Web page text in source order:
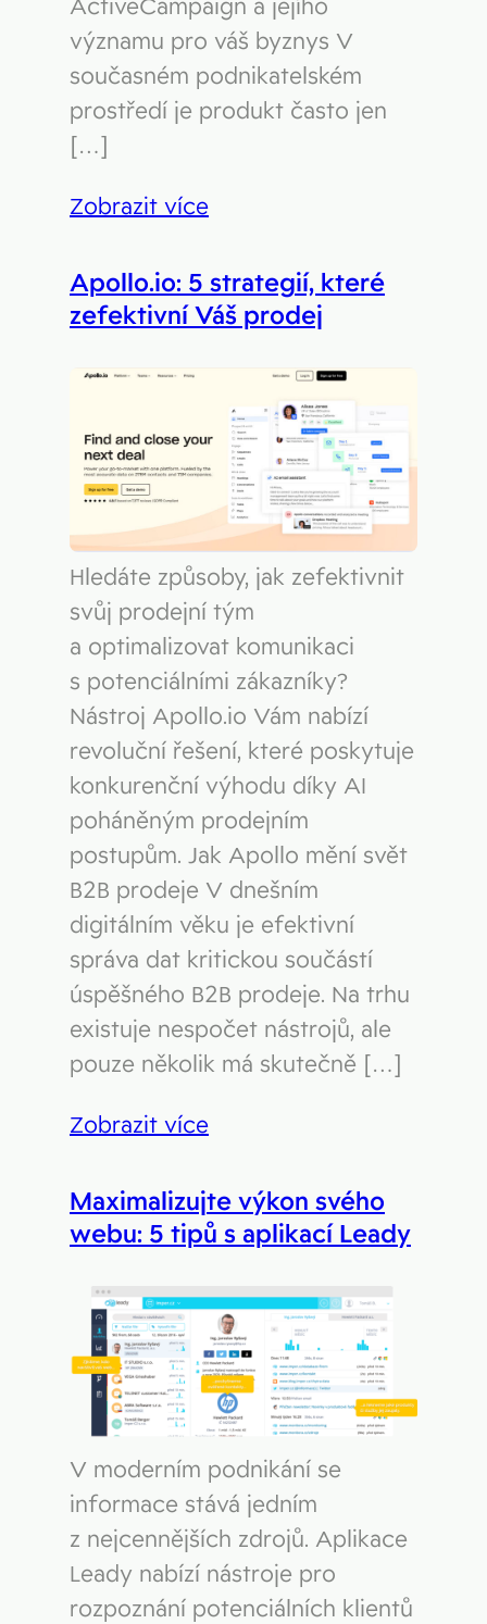
ActiveCampaign a jejího
významu pro váš byznys V
současném podnikatelském
prostředí je produkt často jen
[…]
Zobrazit více
Apollo.io: 5 strategií, které
zefektivní Váš prodej
Hledáte způsoby, jak zefektivnit
svůj prodejní tým
a optimalizovat komunikaci
s potenciálními zákazníky?
Nástroj Apollo.io Vám nabízí
revoluční řešení, které poskytuje
konkurenční výhodu díky AI
poháněným prodejním
postupům. Jak Apollo mění svět
B2B prodeje V dnešním
digitálním věku je efektivní
správa dat kritickou součástí
úspěšného B2B prodeje. Na trhu
existuje nespočet nástrojů, ale
pouze několik má skutečně […]
Zobrazit více
Maximalizujte výkon svého
webu: 5 tipů s aplikací Leady
V moderním podnikání se
informace stává jedním
z nejcennějších zdrojů. Aplikace
Leady nabízí nástroje pro
rozpoznání potenciálních klientů